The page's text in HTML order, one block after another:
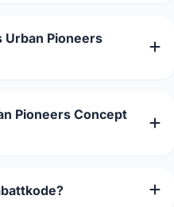
Urban Pioneers
Pioneers Concept